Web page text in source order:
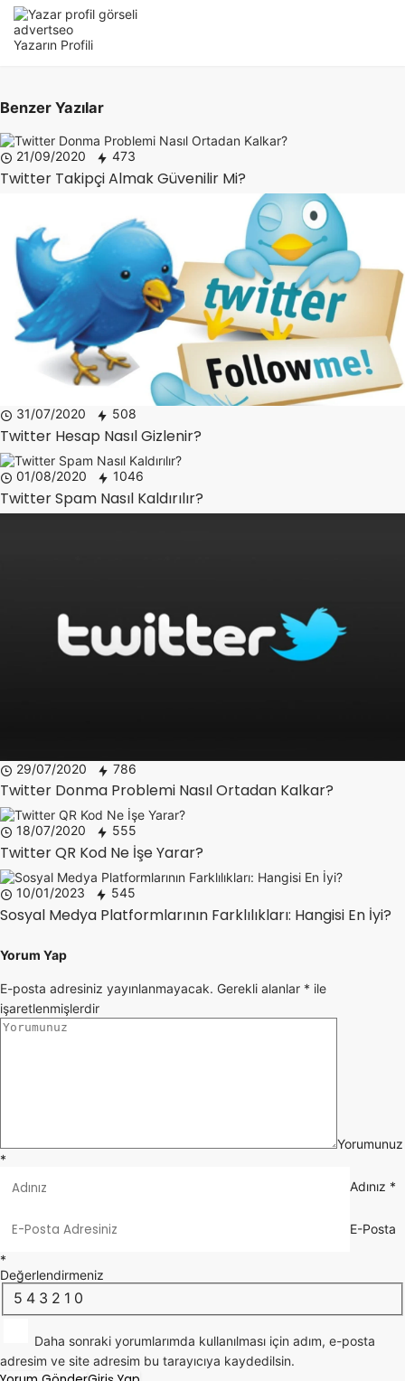
advertseo
Yazarın Profili
Benzer Yazılar
21/09/2020 473
Twitter Takipçi Almak Güvenilir Mi?
31/07/2020 508
Twitter Hesap Nasıl Gizlenir?
01/08/2020 1046
Twitter Spam Nasıl Kaldırılır?
29/07/2020 786
Twitter Donma Problemi Nasıl Ortadan Kalkar?
18/07/2020 555
Twitter QR Kod Ne İşe Yarar?
10/01/2023 545
Sosyal Medya Platformlarının Farklılıkları: Hangisi En İyi?
Yorum Yap
E-posta adresiniz yayınlanmayacak. Gerekli alanlar * ile
işaretlenmişlerdir
Yorumunuz
*
Adınız *
E-Posta
*
Değerlendirmeniz
5 4 3 2 1 0
Daha sonraki yorumlarımda kullanılması için adım, e-posta
adresim ve site adresim bu tarayıcıya kaydedilsin.